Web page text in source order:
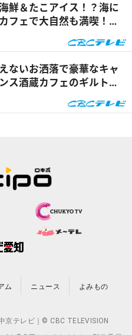
鮮＆たこアイス！？海に
フェで大自然も満喫！
ないお洒落で豪華なキャ
ス酒蔵カフェのギルトフ
ム ニュース よみもの
テレビ｜© CBC TELEVISION